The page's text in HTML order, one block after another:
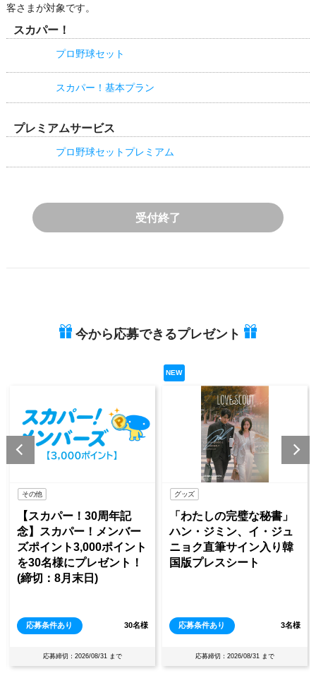
客さまが対象です。
スカパー！
プロ野球セット
スカパー！基本プラン
プレミアムサービス
プロ野球セットプレミアム
受付終了
今から応募できるプレゼント
その他
【スカパー！30周年記
念】スカパー！メンバー
ズポイント3,000ポイント
を30名様にプレゼント！
(締切：8月末日)
応募条件あり 30名様
応募締切：2026/08/31 まで
NEW
グッズ
「わたしの完璧な秘書」
ハン・ジミン、イ・ジュ
ニョク直筆サイン入り韓
国版プレスシート
応募条件あり 3名様
応募締切：2026/08/31 まで